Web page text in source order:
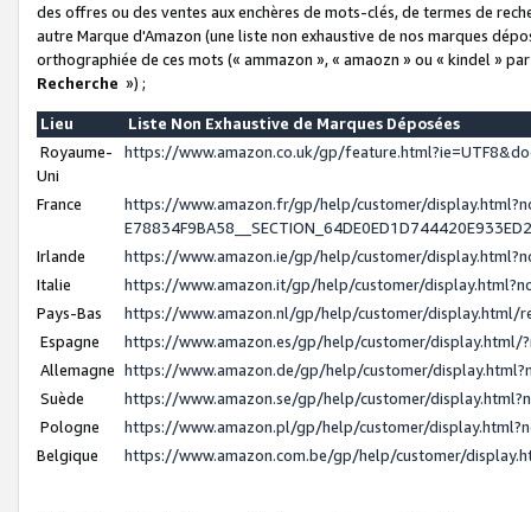
des offres ou des ventes aux enchères de mots-clés, de termes de
autre Marque d'Amazon (une liste non exhaustive de nos marques
orthographiée de ces mots (« ammazon », « amaozn » ou « kindel »
Recherche ») ;
Lieu
Liste Non Exhaustive de Marques Déposées
Royaume-
Uni
https://www.amazon.co.uk/gp/
France
https://www.amazon.fr/gp/help/customer/
Irlande
https://www.amazon.ie/gp/help/customer/
Italie
https://www.amazon.it/gp/help/customer/
Pays-Bas
https://www.amazon.nl/gp/help/customer/display.html/
Espagne
https://www.amazon.es/gp/help/customer/display.html/
Allemagne https://www.amazon.de/gp/help/customer/
Suède
https://www.amazon.se/gp/help/customer/
Pologne
https://www.amazon.pl/gp/help/customer/
Belgique
https://www.amazon.com.be/gp/help/customer/